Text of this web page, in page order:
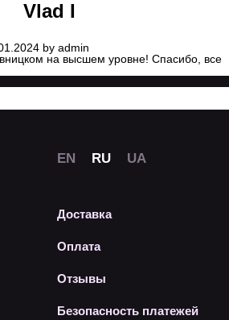
Vlad I
by admin
на высшем уровне! Спасибо, все
Доставка
Оплата
Отзывы
Безопасность платежей